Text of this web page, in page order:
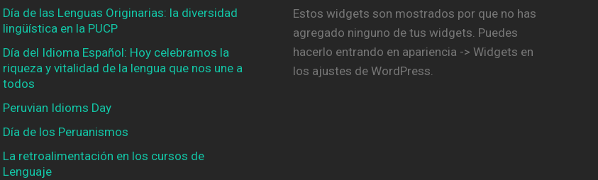
Día de las Lenguas Originarias: la diversidad
lingüística en la PUCP
Día del Idioma Español: Hoy celebramos la
riqueza y vitalidad de la lengua que nos une a
todos
Peruvian Idioms Day
Día de los Peruanismos
La retroalimentación en los cursos de
Lenguaje
Estos widgets son mostrados por que no has
agregado ninguno de tus widgets. Puedes
hacerlo entrando en apariencia -> Widgets en
los ajustes de WordPress.